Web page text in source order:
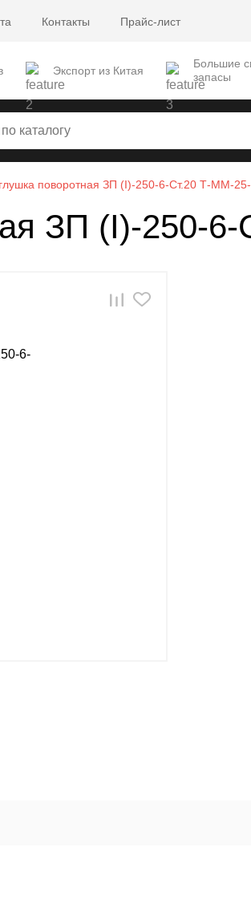
Контакты Прайс-лист
Экспорт из Китая
Большие
запасы
поворотная ЗП (I)-250-6-Ст.20 Т-ММ-
ЗП (I)-250-